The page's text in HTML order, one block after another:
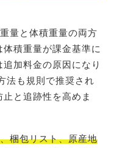
量と体積重量の両方
積重量が課金基準に
加料金の原因になり
法も規則で推奨され
と追跡性を高めま
梱包リスト、原産地